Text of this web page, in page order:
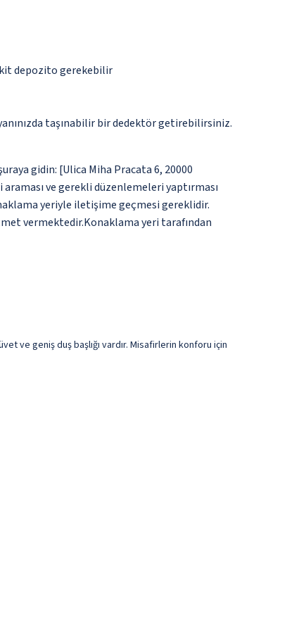
depozito gerekebilir
taşınabilir bir dedektör getirebilirsiniz.
gidin: [Ulica Miha Pracata 6, 20000
ve gerekli düzenlemeleri yaptırması
yeriyle iletişime geçmesi gereklidir.
vermektedir.Konaklama yeri tarafından
ve geniş duş başlığı vardır. Misafirlerin konforu için